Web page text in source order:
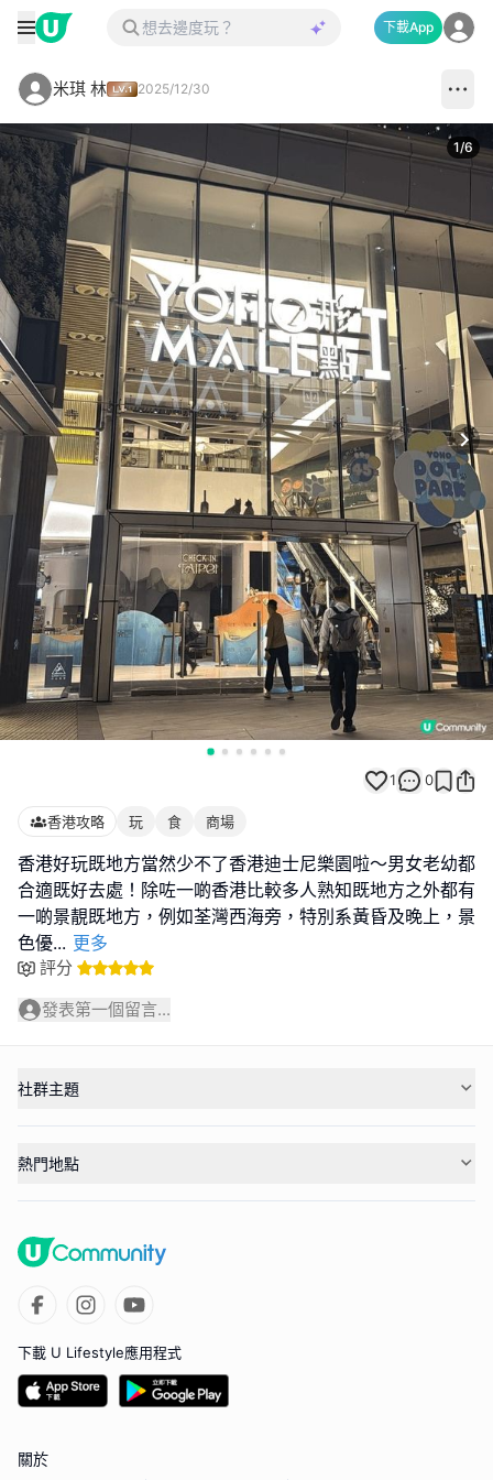
下載App
米琪 林 2025/12/30
1/6
1 0
香港攻略 玩 食 商場
香港好玩既地方當然少不了香港迪士尼樂園啦～男女老幼都
合適既好去處！除咗一啲香港比較多人熟知既地方之外都有
一啲景靚既地方，例如荃灣西海旁，特別系黃昏及晚上，景
色優... 更多
評分
發表第一個留言...
社群主題
熱門地點
下載 U Lifestyle應用程式
關於